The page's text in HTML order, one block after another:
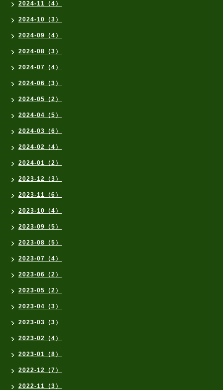
2024-11（4）
2024-10（3）
2024-09（4）
2024-08（3）
2024-07（4）
2024-06（3）
2024-05（2）
2024-04（5）
2024-03（6）
2024-02（4）
2024-01（2）
2023-12（3）
2023-11（6）
2023-10（4）
2023-09（5）
2023-08（5）
2023-07（4）
2023-06（2）
2023-05（2）
2023-04（3）
2023-03（3）
2023-02（4）
2023-01（8）
2022-12（7）
2022-11（3）